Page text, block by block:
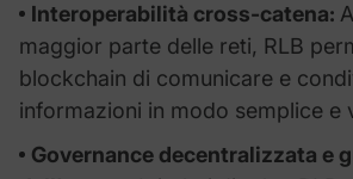
Interoperabilità cross-catena:
maggior parte delle reti, RLB
blockchain di comunicare e
informazioni in modo semplice e
Governance decentralizzata e